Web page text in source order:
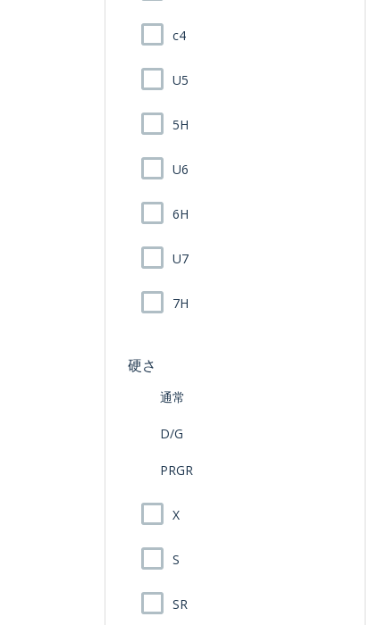
c4
U5
5H
U6
6H
U7
7H
硬さ
通常
D/G
PRGR
X
S
SR